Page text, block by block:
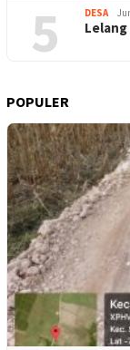
5 DESA
POPULER